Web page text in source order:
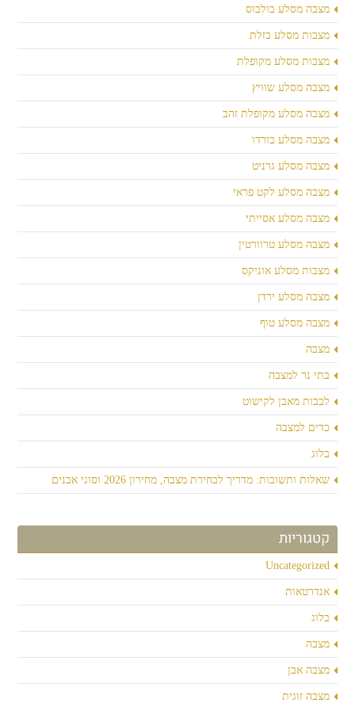
מצבה מסלע בולבוס
מצבות מסלע בזלת
מצבות מסלע מקופלת
מצבה מסלע שוויץ
מצבה מסלע מקופלת זהב
מצבה מסלע בורדו
מצבה מסלע גרניט
מצבה מסלע לקט פראי
מצבה מסלע אסייתי
מצבה מסלע טרוורטין
מצבות מסלע אוניקס
מצבה מסלע ירדן
מצבה מסלע טוף
מצבה
בתי נר למצבה
לבבות מאבן לקישוט
כדים למצבה
בלוג
שאלות ותשובות: מדריך לבחירת מצבה, מחירון 2026 וסוגי אבנים
קטגוריות
Uncategorized
אנדרטאות
בלוג
מצבה
מצבה אבן
מצבה זוגית